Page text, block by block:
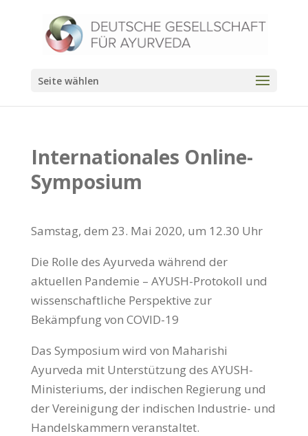
Seite wählen
Internationales Online-
Symposium
Samstag, dem 23. Mai 2020, um 12.30 Uhr
Die Rolle des Ayurveda während der
aktuellen Pandemie – AYUSH-Protokoll und
wissenschaftliche Perspektive zur
Bekämpfung von COVID-19
Das Symposium wird von Maharishi
Ayurveda mit Unterstützung des AYUSH-
Ministeriums, der indischen Regierung und
der Vereinigung der indischen Industrie- und
Handelskammern veranstaltet.